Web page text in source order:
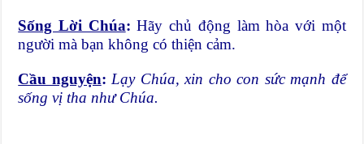
Sống Lời Chúa: Hãy chủ động làm hòa với một
người mà bạn không có thiện cảm.
Cầu nguyện: Lạy Chúa, xin cho con sức mạnh để
sống vị tha như Chúa.